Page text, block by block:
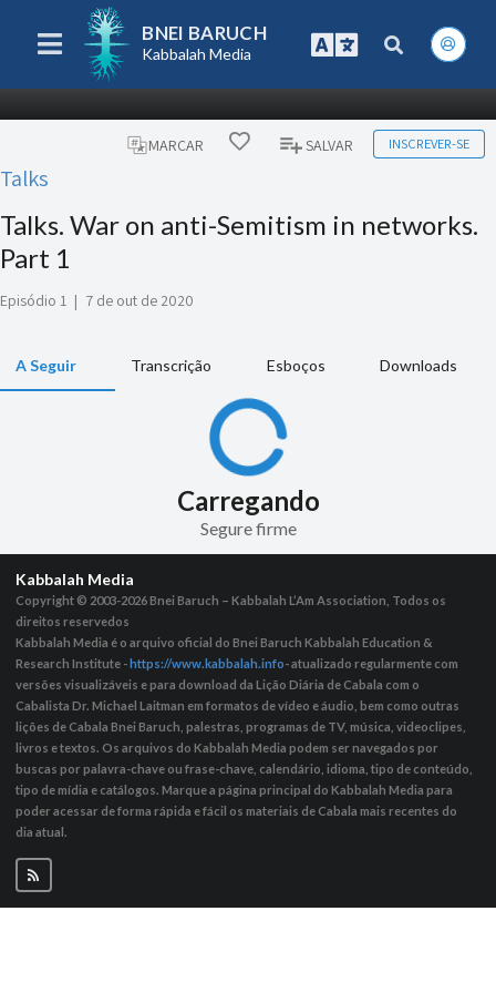
BNEI BARUCH
Kabbalah Media
MARCAR SALVAR INSCREVER-SE
Talks
Talks. War on anti-Semitism in networks.
Part 1
Episódio 1 | 7 de out de 2020
A Seguir Transcrição Esboços Downloads
Carregando
Segure firme
Kabbalah Media
Copyright © 2003-2026Bnei Baruch – Kabbalah L’Am Association, Todos os
direitos reservedos
Kabbalah Media é o arquivo oficial do Bnei Baruch Kabbalah Education &
Research Institute - https://www.kabbalah.info- atualizado regularmente com
versões visualizáveis ​​e para download da Lição Diária de Cabala com o
Cabalista Dr. Michael Laitman em formatos de vídeo e áudio, bem como outras
lições de Cabala Bnei Baruch, palestras, programas de TV, música, videoclipes,
livros e textos. Os arquivos do Kabbalah Media podem ser navegados por
buscas por palavra-chave ou frase-chave, calendário, idioma, tipo de conteúdo,
tipo de mídia e catálogos. Marque a página principal do Kabbalah Media para
poder acessar de forma rápida e fácil os materiais de Cabala mais recentes do
dia atual.